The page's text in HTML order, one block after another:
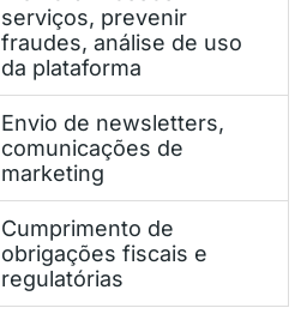
serviços, prevenir
fraudes, análise de uso
da plataforma
Envio de newsletters,
comunicações de
marketing
Cumprimento de
obrigações fiscais e
regulatórias